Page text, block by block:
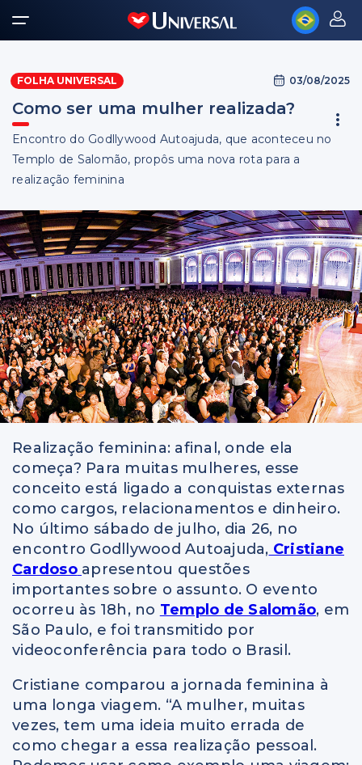
FOLHA UNIVERSAL 03/08/2025
Como ser uma mulher realizada?
Encontro do Godllywood Autoajuda, que aconteceu no
Templo de Salomão, propôs uma nova rota para a
realização feminina
Realização feminina: afinal, onde ela
começa? Para muitas mulheres, esse
conceito está ligado a conquistas externas
como cargos, relacionamentos e dinheiro.
No último sábado de julho, dia 26, no
encontro Godllywood Autoajuda, Cristiane
Cardoso apresentou questões
importantes sobre o assunto. O evento
ocorreu às 18h, no Templo de Salomão, em
São Paulo, e foi transmitido por
videoconferência para todo o Brasil.
Cristiane comparou a jornada feminina à
uma longa viagem. “A mulher, muitas
vezes, tem uma ideia muito errada de
como chegar a essa realização pessoal.